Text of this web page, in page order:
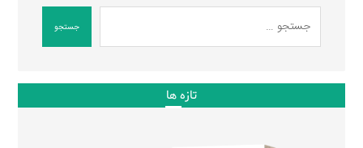
جستجو
تازه ها